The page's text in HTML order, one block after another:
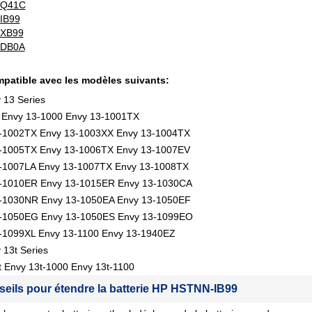
avec les modèles suivants:
13 Series
13-1000 Envy 13-1001TX
Envy 13-1003XX Envy 13-1004TX
Envy 13-1006TX Envy 13-1007EV
Envy 13-1007TX Envy 13-1008TX
Envy 13-1015ER Envy 13-1030CA
Envy 13-1050EA Envy 13-1050EF
Envy 13-1050ES Envy 13-1099EO
Envy 13-1100 Envy 13-1940EZ
13t Series
Envy 13t-1000 Envy 13t-1100
pour étendre la batterie HP HSTNN-IB99